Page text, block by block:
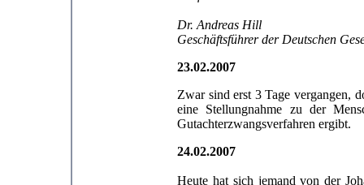
Dr. Andreas Hill
Geschäftsführer der Deutschen
23.02.2007
Zwar sind erst 3 Tage vergangen,
eine Stellungnahme zu der
Gutachterzwangsverfahren ergibt.
24.02.2007
Heute hat sich jemand von der